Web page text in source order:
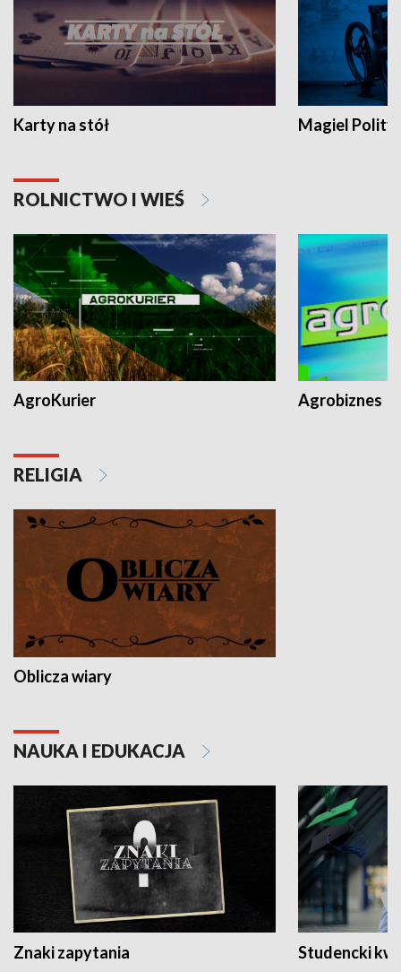
Karty na stół Magiel
ROLNICTWO I WIEŚ
AgroKurier Agrobiznes
RELIGIA
Oblicza wiary
NAUKA I EDUKACJA
Znaki zapytania Studencki